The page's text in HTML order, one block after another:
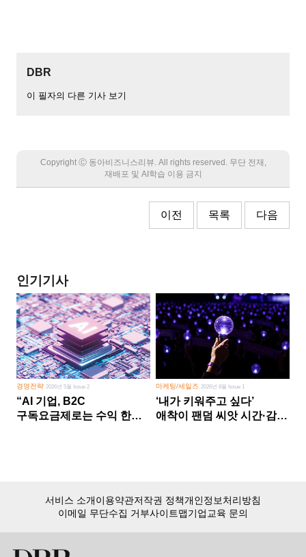
DBR
이 필자의 다른 기사 보기
Copyright Ⓒ 동아비즈니스리뷰. All rights reserved. 무단 전재,
재배포 및 AI학습 이용 금지
이전 목록 다음
인기기사
경영전략 2026년 5월 Issue 2
“AI 기업, B2C
구독요금제로는 수익 한계
마케팅/세일즈 2026년 8월 Issue 1
‘내가 키워주고 싶다’
애착이 팬덤 씨앗 시간·감정
서비스 소개이용약관저작권 정책개인정보처리방침
이메일 무단수집 거부사이트맵기업교육 문의